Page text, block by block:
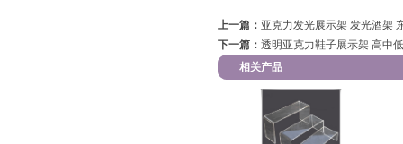
上一篇： 亚克力发光展示架 发光酒架
下一篇： 透明亚克力鞋子展示架 高中
相关产品